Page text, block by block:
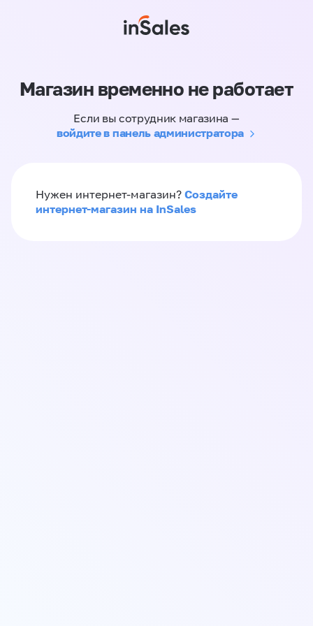
Магазин временно не работает
Если вы сотрудник магазина —
войдите в панель администратора
Нужен интернет-магазин? Создайте
интернет-магазин на InSales